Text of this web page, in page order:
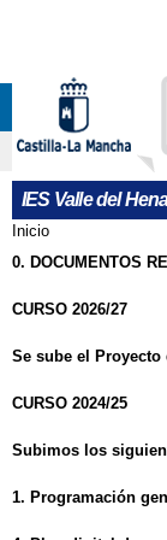
IES Valle del
Se
Inicio
0. DOCUMENTOS
CURSO 2026/27
Se sube el
CURSO 2024/25
Subimos los
1. Programación